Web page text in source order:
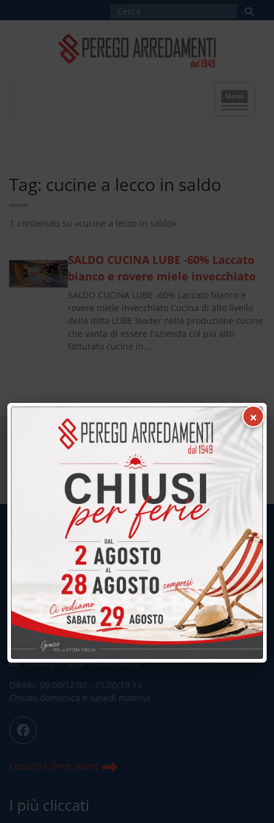
Menù
Tag: cucine a lecco in saldo
1 contenuto su «cucine a lecco in saldo»
SALDO CUCINA LUBE -60% Laccato
bianco e rovere miele invecchiato
SALDO CUCINA LUBE -60% Laccato bianco e
rovere miele invecchiato Cucina di alto livello
della ditta LUBE leader nella produzione cucine
che vanta di essere l'azienda col più alto
fatturato cucine in…
UNICA SEDE: CALCO (Lecco)
039.677.2778
039.677.2778
info@peregoarredamenti.it
ORARI: 09.00/12.00 - 15.00/19.15
Chiuso domenica e lunedì mattina
Contatti e Dove siamo
I più cliccati
×